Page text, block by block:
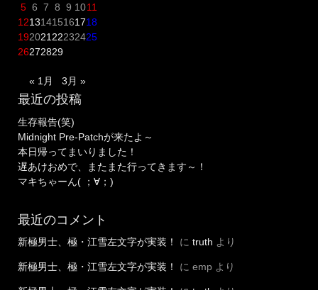
5 6 7 8 9 1011
12131415161718
192021 22232425
26272829
« 1月 3月 »
最近の投稿
生存報告(笑)
Midnight Pre-Patchが来たよ～
本日帰ってまいりました！
遅あけおめで、またまた行ってきます～！
マキちゃーん( ；∀；)
最近のコメント
新極男士、極・江雪左文字が実装！ に truth より
新極男士、極・江雪左文字が実装！ に emp より